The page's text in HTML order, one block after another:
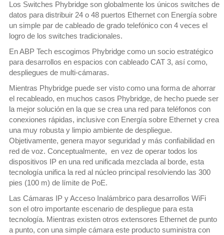
Los Switches Phybridge son globalmente los únicos switches de
datos para distribuir 24 o 48 puertos Ethernet con Energía sobre
un simple par de cableado de grado telefónico con 4 veces el
logro de los switches tradicionales.
En ABP Tech escogimos Phybridge como un socio estratégico
para desarrollos en espacios con cableado CAT 3, así como,
despliegues de multi-cámaras.
Mientras Phybridge puede ser visto como una forma de ahorrar
el recableado, en muchos casos Phybridge, de hecho puede ser
la mejor solución en la que se crea una red para teléfonos con
conexiones rápidas, inclusive con Energía sobre Ethernet y crea
una muy robusta y limpio ambiente de despliegue.
Objetivamente, genera mayor seguridad y más confiabilidad en
red de voz. Conceptualmente, en vez de operar todos los
dispositivos IP en una red unificada mezclada al borde, esta
tecnología unifica la red al núcleo principal resolviendo las 300
pies (100 m) de límite de PoE.
Las Cámaras IP y Acceso Inalámbrico para desarrollos WiFi
son el otro importante escenario de despliegue para esta
tecnología. Mientras existen otros extensores Ethernet de punto
a punto, con una simple cámara este producto suministra con